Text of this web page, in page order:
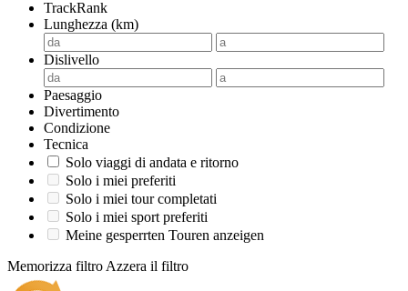
TrackRank
Lunghezza (km)
Dislivello
Paesaggio
Divertimento
Condizione
Tecnica
Solo viaggi di andata e ritorno
Solo i miei preferiti
Solo i miei tour completati
Solo i miei sport preferiti
Meine gesperrten Touren anzeigen
Memorizza filtro Azzera il filtro